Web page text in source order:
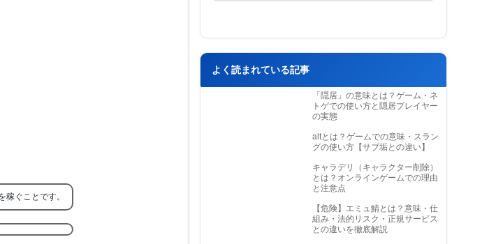
ぐことです。
よく読まれている記事
「隠居」の意味とは？ゲーム・ネ
トゲでの使い方と隠居プレイヤー
の実態
altとは？ゲームでの意味・スラン
グの使い方【サブ垢との違い】
キャラデリ（キャラクター削除）
とは？オンラインゲームでの理由
と注意点
【危険】エミュ鯖とは？意味・仕
組み・法的リスク・正規サービス
との違いを徹底解説